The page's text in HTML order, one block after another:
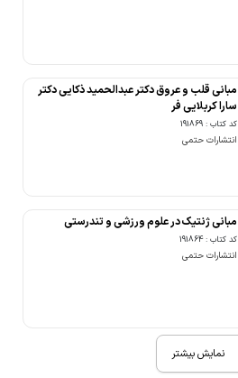
مبانی قلب و عروق دکتر عبدالحمید ذکایی دکتر
سارا کربلایی فر
کد کتاب : 191869
انتشارات حتمی
مبانی ژنتیک در علوم ورزشی و تندرستی
کد کتاب : 191864
انتشارات حتمی
نمایش بیشتر